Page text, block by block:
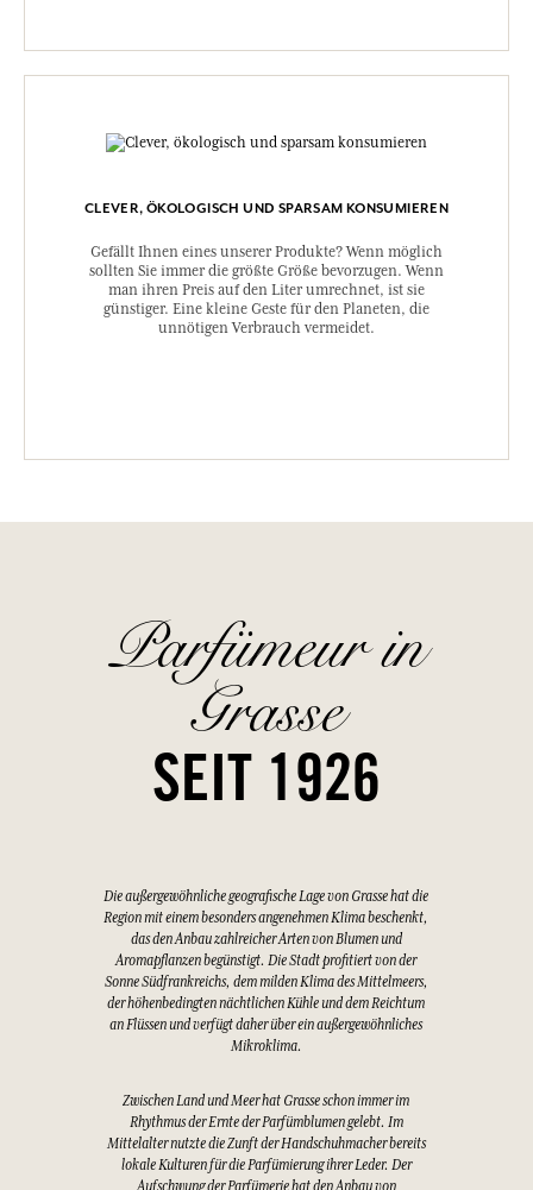
CLEVER, ÖKOLOGISCH UND SPARSAM KONSUMIEREN
Gefällt Ihnen eines unserer Produkte? Wenn möglich
sollten Sie immer die größte Größe bevorzugen. Wenn
man ihren Preis auf den Liter umrechnet, ist sie
günstiger. Eine kleine Geste für den Planeten, die
unnötigen Verbrauch vermeidet.
Parfümeur in
Grasse
SEIT 1926
Die außergewöhnliche geografische Lage von Grasse hat die
Region mit einem besonders angenehmen Klima beschenkt,
das den Anbau zahlreicher Arten von Blumen und
Aromapflanzen begünstigt. Die Stadt profitiert von der
Sonne Südfrankreichs, dem milden Klima des Mittelmeers,
der höhenbedingten nächtlichen Kühle und dem Reichtum
an Flüssen und verfügt daher über ein außergewöhnliches
Mikroklima.
Zwischen Land und Meer hat Grasse schon immer im
Rhythmus der Ernte der Parfümblumen gelebt. Im
Mittelalter nutzte die Zunft der Handschuhmacher bereits
lokale Kulturen für die Parfümierung ihrer Leder. Der
Aufschwung der Parfümerie hat den Anbau von